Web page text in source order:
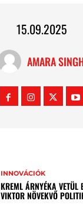
15.09.2025
AMARA
INNOVÁCIÓK
KREML ÁRNYÉKA VETÜL
VIKTOR NÖVEKVŐ